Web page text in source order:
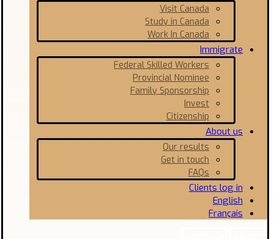
Visit Canada
Study in Canada
Work In Canada
Immigrate
Federal Skilled Workers
Provincial Nominee
Family Sponsorship
Invest
Citizenship
About us
Our results
Get in touch
FAQs
Clients log in
English
Français